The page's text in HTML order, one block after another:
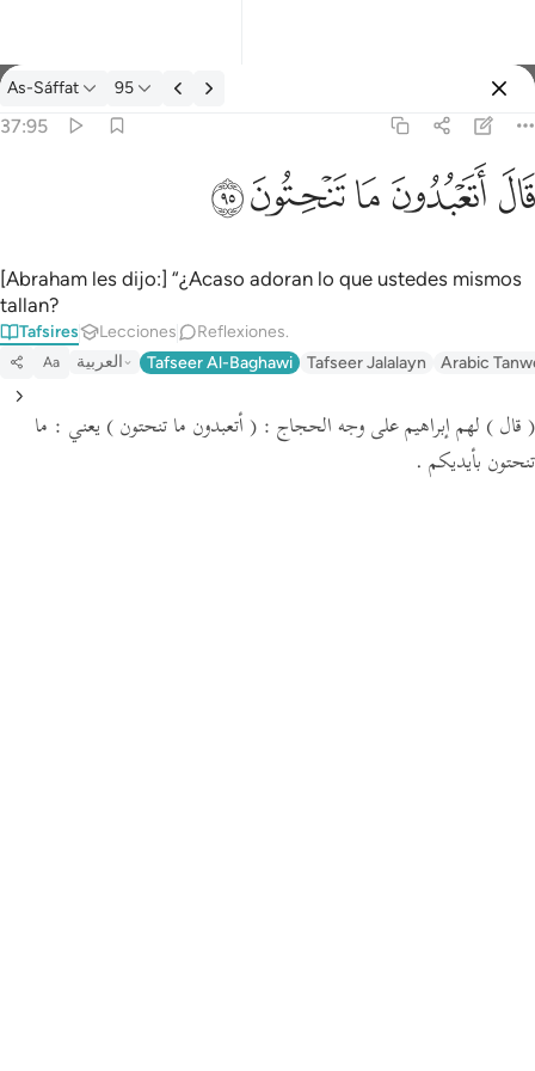
Tafsir: As-Sáffat 37:95
As-Sáffat 95
37:95
ﲟﲠﲡﲢﲣ
[Abraham les dijo:] “¿Acaso adoran lo que ustedes mismos
tallan?
Tafsires Lecciones Reflexiones.
Aa العربية Tafseer Al-Baghawi Tafseer Jalalayn Arabic
( قال ) لهم إبراهيم على وجه الحجاج : ( أتعبدون ما تنحتون ) يعني : ما
تنحتون بأيديكم .